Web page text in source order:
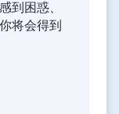
想想的确是这
服下来，愿意
到了神的带
。
度吗？
到困惑、
将会得到